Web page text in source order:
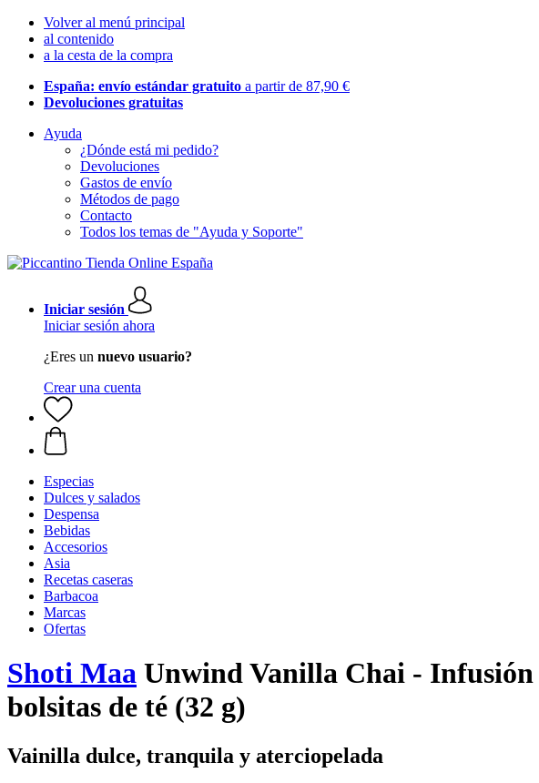
Volver al menú principal
al contenido
a la cesta de la compra
España: envío estándar gratuito a partir de 87,90 €
Devoluciones gratuitas
Ayuda
¿Dónde está mi pedido?
Devoluciones
Gastos de envío
Métodos de pago
Contacto
Todos los temas de "Ayuda y Soporte"
Iniciar sesión
Iniciar sesión ahora
¿Eres un nuevo usuario?
Crear una cuenta
Especias
Dulces y salados
Despensa
Bebidas
Accesorios
Asia
Recetas caseras
Barbacoa
Marcas
Ofertas
Shoti Maa Unwind Vanilla Chai - Infusión
bolsitas de té (32 g)
Vainilla dulce, tranquila y aterciopelada